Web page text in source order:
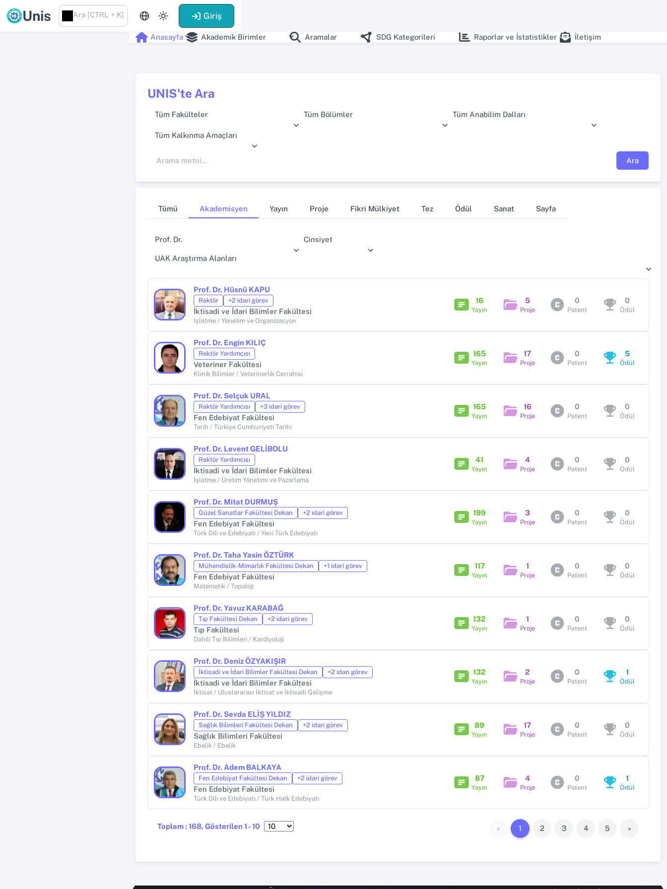
Unis Ara [CTRL + K] Giriş
Anasayfa Akademik Birimler Aramalar SDG Kategorileri Raporlar ve İstatistikler İletişim
UNIS'te Ara
Tüm Fakülteler Tüm Bölümler Tüm Anabilim Dalları
Tüm Kalkınma Amaçları
Ara
Tümü Akademisyen Yayın Proje Fikri Mülkiyet Tez Ödül Sanat Sayfa
Prof. Dr. Cinsiyet
UAK Araştırma Alanları
Prof. Dr. Hüsnü KAPU
Rektör +2 idari görev
İktisadi ve İdari Bilimler Fakültesi
İşletme / Yönetim ve Organizasyon
16
Yayın
5
Proje
0
Patent
0
Ödül
Prof. Dr. Engin KILIÇ
Rektör Yardımcısı
Veteriner Fakültesi
Klinik Bilimler / Veterinerlik Cerrahisi
165
Yayın
17
Proje
0
Patent
5
Ödül
Prof. Dr. Selçuk URAL
Rektör Yardımcısı +3 idari görev
Fen Edebiyat Fakültesi
Tarih / Türkiye Cumhuriyeti Tarihi
165
Yayın
16
Proje
0
Patent
0
Ödül
Prof. Dr. Levent GELİBOLU
Rektör Yardımcısı
İktisadi ve İdari Bilimler Fakültesi
İşletme / Üretim Yönetimi ve Pazarlama
41
Yayın
4
Proje
0
Patent
0
Ödül
Prof. Dr. Mitat DURMUŞ
Güzel Sanatlar Fakültesi Dekan +2 idari görev
Fen Edebiyat Fakültesi
Türk Dili ve Edebiyatı / Yeni Türk Edebiyatı
199
Yayın
3
Proje
0
Patent
0
Ödül
Prof. Dr. Taha Yasin ÖZTÜRK
Mühendislik-Mimarlık Fakültesi Dekan +1 idari görev
Fen Edebiyat Fakültesi
Matematik / Topoloji
117
Yayın
1
Proje
0
Patent
0
Ödül
Prof. Dr. Yavuz KARABAĞ
Tıp Fakültesi Dekan +2 idari görev
Tıp Fakültesi
Dahili Tıp Bilimleri / Kardiyoloji
132
Yayın
1
Proje
0
Patent
0
Ödül
Prof. Dr. Deniz ÖZYAKIŞIR
İktisadi ve İdari Bilimler Fakültesi Dekan +2 idari görev
İktisadi ve İdari Bilimler Fakültesi
İktisat / Uluslararası İktisat ve İktisadi Gelişme
132
Yayın
2
Proje
0
Patent
1
Ödül
Prof. Dr. Sevda ELİŞ YILDIZ
Sağlık Bilimleri Fakültesi Dekan +2 idari görev
Sağlık Bilimleri Fakültesi
Ebelik / Ebelik
89
Yayın
17
Proje
0
Patent
0
Ödül
Prof. Dr. Adem BALKAYA
Fen Edebiyat Fakültesi Dekan +2 idari görev
Fen Edebiyat Fakültesi
Türk Dili ve Edebiyatı / Türk Halk Edebiyatı
87
Yayın
4
Proje
0
Patent
1
Ödül
Toplam : 168, Gösterilen 1 - 10 « 1 2 3 4 5 »